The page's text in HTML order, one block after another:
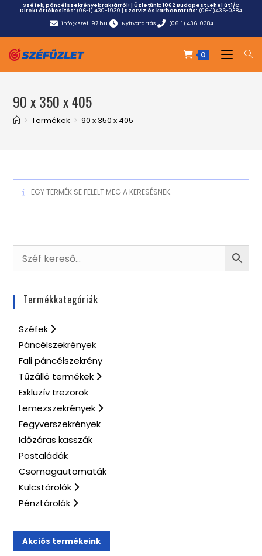
Széfek, páncélszekrények raktárról! | Üzletünk:1062 Budapest Lehel út 1/C
Direkt értékesítés: (06-1) 430-1930 | Szerviz és karbantartás: (06-1)436-0384
info@szef-97.hu
Nyitvatartás (06-1) 436-0384
0
90 x 350 x 405
> Termékek > 90 x 350 x 405
EGY TERMÉK SE FELELT MEG A KERESÉSNEK.
Termékkategóriák
Széfek
Páncélszekrények
Fali páncélszekrény
Tűzálló termékek
Exkluzív trezorok
Lemezszekrények
Fegyverszekrények
Időzáras kasszák
Postaládák
Csomagautomaták
Kulcstárolók
Pénztárolók
Akciós termékeink